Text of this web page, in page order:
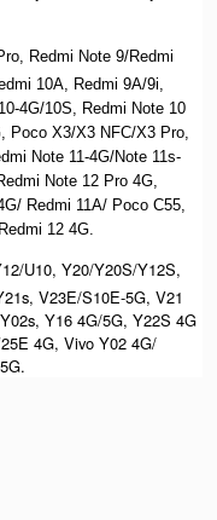
Redmi Note 9/Redmi
10A, Redmi 9A/9i,
4G/10S, Redmi Note 10
Poco X3/X3 NFC/X3 Pro,
Note 11-4G/Note 11s-
Note 12 Pro 4G,
Redmi 11A/ Poco C55,
12 4G.
U10, Y20/Y20S/Y12S,
V23E/S10E-5G, V21
Y16 4G/5G, Y22S 4G
4G, Vivo Y02 4G/